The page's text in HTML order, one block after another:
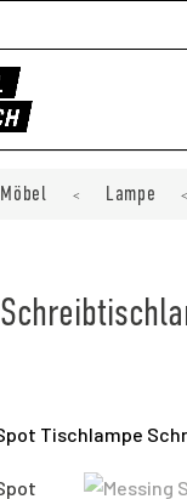
Möbel < Lampe <